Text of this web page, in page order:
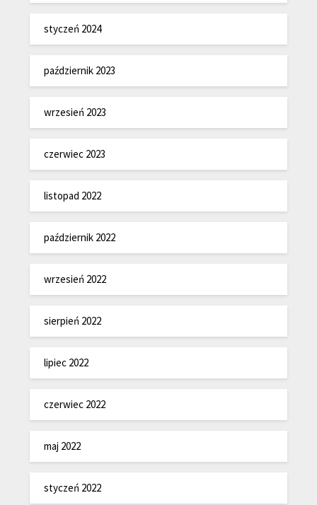
styczeń 2024
październik 2023
wrzesień 2023
czerwiec 2023
listopad 2022
październik 2022
wrzesień 2022
sierpień 2022
lipiec 2022
czerwiec 2022
maj 2022
styczeń 2022